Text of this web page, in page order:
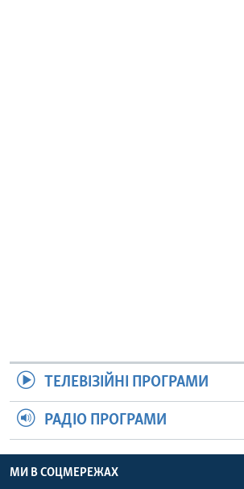
ТЕЛЕВІЗІЙНІ ПРОГРАМИ
РАДІО ПРОГРАМИ
МИ В СОЦМЕРЕЖАХ